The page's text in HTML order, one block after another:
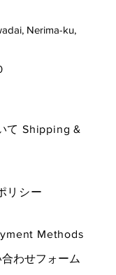
Nerima-ku,
て Shipping &
リシー
Methods
わせフォーム